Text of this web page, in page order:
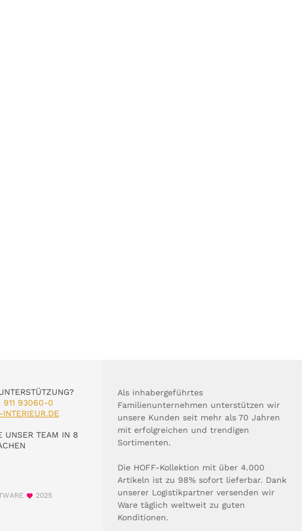
911 93060-0
UNSER TEAM IN 8
2025
Als inhabergeführtes
Familienunternehmen unterstützen wir
unsere Kunden seit mehr als 70 Jahren
mit erfolgreichen und trendigen
Sortimenten.
Die HOFF-Kollektion mit über 4.000
Artikeln ist zu 98% sofort lieferbar. Dank
unserer Logistikpartner versenden wir
Ware täglich weltweit zu guten
Konditionen.